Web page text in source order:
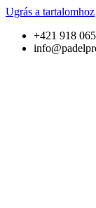
Ugrás a tartalomhoz
+421 918